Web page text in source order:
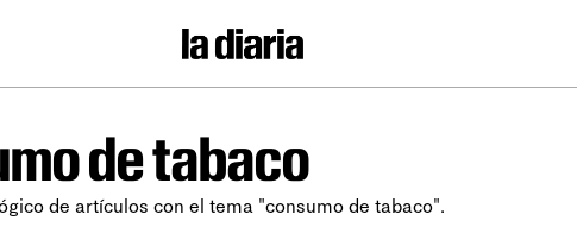
de tabaco
de artículos con el tema "consumo de tabaco".